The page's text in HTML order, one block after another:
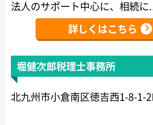
法人のサポート中心に、相続に
詳しくはこちら
堀健次郎税理士事務所
北九州市小倉南区徳吉西1-8-1-